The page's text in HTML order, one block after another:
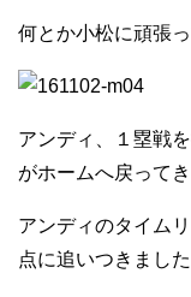
何とか小松に頑張
アンディ、１塁戦
がホームへ戻って
アンディのタイム
点に追いつきました